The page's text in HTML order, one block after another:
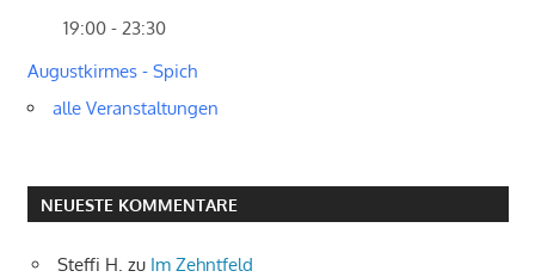
19:00 - 23:30
Augustkirmes - Spich
alle Veranstaltungen
NEUESTE KOMMENTARE
Steffi H. zu Im Zehntfeld